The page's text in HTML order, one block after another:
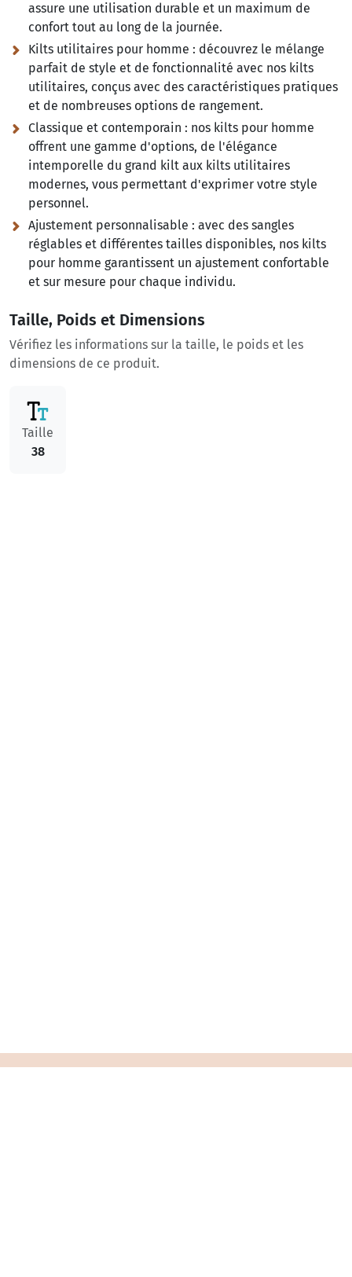
assure une utilisation durable et un maximum de
confort tout au long de la journée.
Kilts utilitaires pour homme : découvrez le mélange
parfait de style et de fonctionnalité avec nos kilts
utilitaires, conçus avec des caractéristiques pratiques
et de nombreuses options de rangement.
Classique et contemporain : nos kilts pour homme
offrent une gamme d'options, de l'élégance
intemporelle du grand kilt aux kilts utilitaires
modernes, vous permettant d'exprimer votre style
personnel.
Ajustement personnalisable : avec des sangles
réglables et différentes tailles disponibles, nos kilts
pour homme garantissent un ajustement confortable
et sur mesure pour chaque individu.
Taille, Poids et Dimensions
Vérifiez les informations sur la taille, le poids et les
dimensions de ce produit.
Taille
38